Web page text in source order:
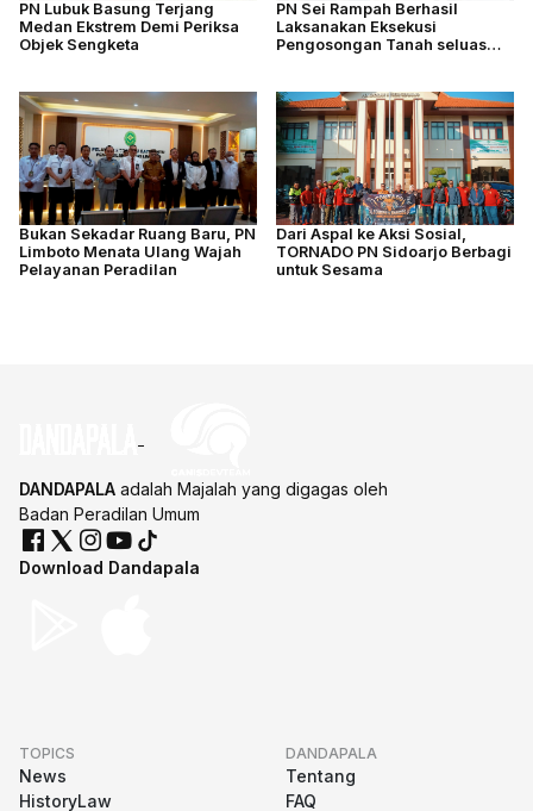
PN Lubuk Basung Terjang
Medan Ekstrem Demi Periksa
Objek Sengketa
PN Sei Rampah Berhasil
Laksanakan Eksekusi
Pengosongan Tanah seluas
Bukan Sekadar Ruang Baru, PN
Limboto Menata Ulang Wajah
Pelayanan Peradilan
Dari Aspal ke Aksi Sosial,
TORNADO PN Sidoarjo Berbagi
untuk Sesama
DANDAPALA adalah Majalah yang digagas oleh
Badan Peradilan Umum
Download Dandapala
TOPICS
News
HistoryLaw
DANDAPALA
Tentang
FAQ